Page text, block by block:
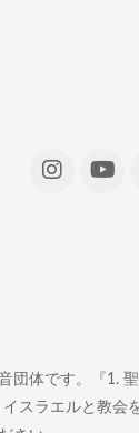
団体です。『1.
スラエルと教